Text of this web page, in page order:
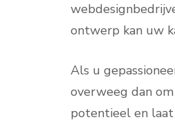
ontwerp kan uw
Als u
overweeg dan
potentieel en